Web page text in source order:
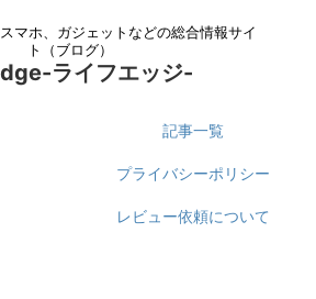
マホ、ガジェットなどの総合情報サイ
ト（ブログ）
ライフエッジ-
記事一覧
プライバシーポリシー
レビュー依頼について